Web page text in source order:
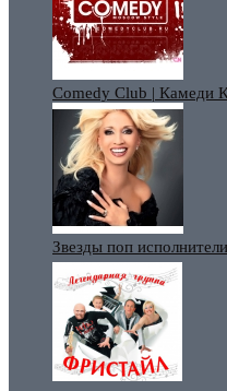
Comedy Club | Камеди
Звезды поп исполнители